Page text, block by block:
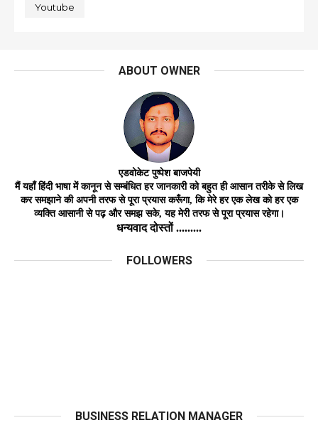
Youtube
ABOUT OWNER
एडवोकेट पुष्पेश बाजपेयी
मैं यहाँ हिंदी भाषा में कानून से सम्बंधित हर जानकारी को बहुत ही आसान तरीके से लिख
कर समझाने की अपनी तरफ से पूरा प्रयास करूँगा, कि मेरे हर एक लेख को हरएक
व्यक्ति आसानी सेपढ़ और समझसके,यह मेरी तरफ से पूरा प्रयास रहेगा।
धन्यवाद दोस्तों .........
FOLLOWERS
BUSINESS RELATION MANAGER